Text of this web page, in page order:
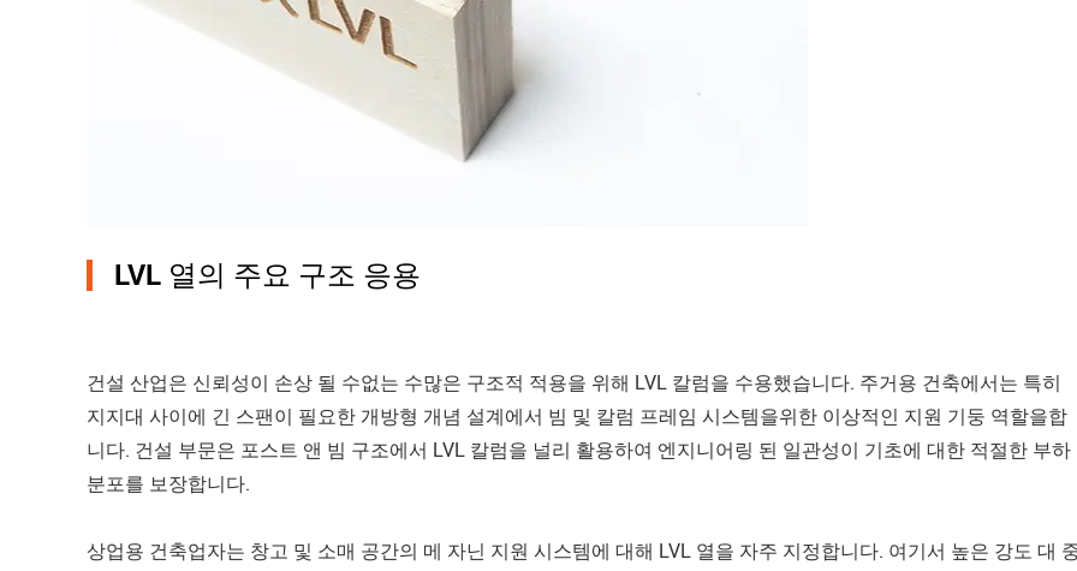
LVL 열의 주요 구조 응용
건설 산업은 신뢰성이 손상 될 수없는 수많은 구조적 적용을 위해 LVL 칼럼을 수용했습니다. 주거용 건축에서는 특히
지지대 사이에 긴 스팬이 필요한 개방형 개념 설계에서 빔 및 칼럼 프레임 시스템을위한 이상적인 지원 기둥 역할을합
니다. 건설 부문은 포스트 앤 빔 구조에서 LVL 칼럼을 널리 활용하여 엔지니어링 된 일관성이 기초에 대한 적절한 부하
분포를 보장합니다.
상업용 건축업자는 창고 및 소매 공간의 메 자닌 지원 시스템에 대해 LVL 열을 자주 지정합니다. 여기서 높은 강도 대